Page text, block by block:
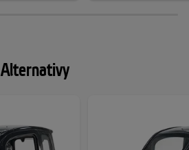
Alternativy